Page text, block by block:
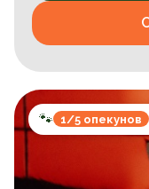
🐾 1/5 опекунов